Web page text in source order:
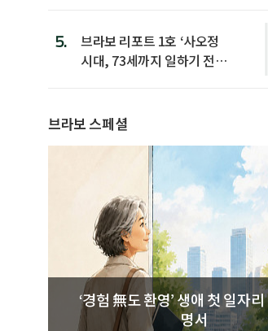
5.
브라보 리포트 1호 ‘사오정
시대, 73세까지 일하기 전략’
브라보 스페셜
‘경험 無도 환영’ 생애 첫 일자리 도전 설
명서